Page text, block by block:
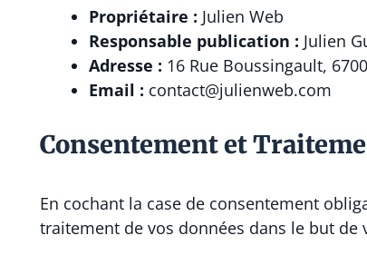
Propriétaire : Julien Web
Responsable publication : Julien
Adresse : 16 Rue Boussingault,
Email : contact@julienweb.com
Consentement et
En cochant la case de consentement
traitement de vos données dans le but de